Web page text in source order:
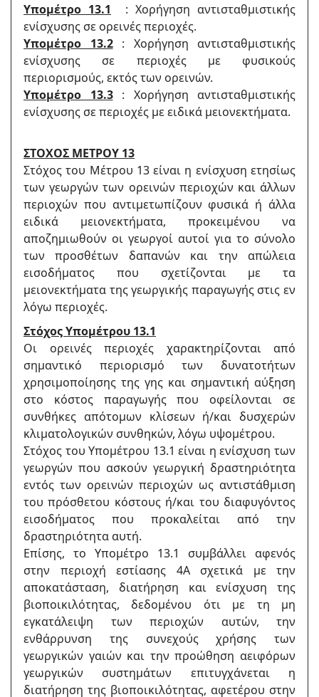
Υπομέτρο 13.1 : Χορήγηση αντισταθμιστικής
ενίσχυσης σε ορεινές περιοχές.
Υπομέτρο 13.2: Χορήγηση αντισταθμιστικής
ενίσχυσης σε περιοχές με φυσικούς
περιορισμούς, εκτός των ορεινών.
Υπομέτρο 13.3: Χορήγηση αντισταθμιστικής
ενίσχυσης σε περιοχές με ειδικά μειονεκτήματα.
ΣΤΟΧΟΣ ΜΕΤΡΟΥ 13
Στόχος του Μέτρου 13 είναι η ενίσχυση ετησίως
των γεωργών των ορεινών περιοχών και άλλων
περιοχών που αντιμετωπίζουν φυσικά ή άλλα
ειδικά μειονεκτήματα, προκειμένου να
αποζημιωθούν οι γεωργοί αυτοί για το σύνολο
των προσθέτων δαπανών και την απώλεια
εισοδήματος που σχετίζονται με τα
μειονεκτήματα της γεωργικής παραγωγής στις εν
λόγω περιοχές.
Στόχος Υπομέτρου 13.1
Οι ορεινές περιοχές χαρακτηρίζονται από
σημαντικό περιορισμό των δυνατοτήτων
χρησιμοποίησης της γης και σημαντική αύξηση
στο κόστος παραγωγής που οφείλονται σε
συνθήκες απότομων κλίσεων ή/και δυσχερών
κλιματολογικών συνθηκών, λόγω υψομέτρου.
Στόχος του Υπομέτρου 13.1 είναι η ενίσχυση των
γεωργών που ασκούν γεωργική δραστηριότητα
εντός των ορεινών περιοχών ως αντιστάθμιση
του πρόσθετου κόστους ή/και του διαφυγόντος
εισοδήματος που προκαλείται από την
δραστηριότητα αυτή.
Επίσης, το Υπομέτρο 13.1 συμβάλλει αφενός
στην περιοχή εστίασης 4Α σχετικά με την
αποκατάσταση, διατήρηση και ενίσχυση της
βιοποικιλότητας, δεδομένου ότι με τη μη
εγκατάλειψη των περιοχών αυτών, την
ενθάρρυνση της συνεχούς χρήσης των
γεωργικών γαιών και την προώθηση αειφόρων
γεωργικών συστημάτων επιτυγχάνεται η
διατήρηση της βιοποικιλότητας, αφετέρου στην